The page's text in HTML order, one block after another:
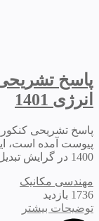
پاسخ
انرژی 1401
پیوست آمده است،
1400 در گرایش تبدیل انرژی توسط اساتید گروه آموزشی...
مهندسی مکانیک
1736 بازدید
توضیحات بیشتر